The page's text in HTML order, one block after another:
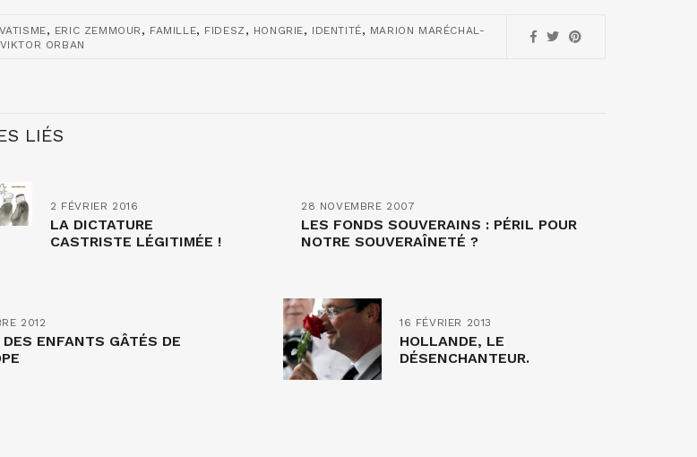
, ERIC ZEMMOUR , FAMILLE, FIDESZ , HONGRIE, IDENTITÉ, MARION MARÉCHAL-
VIKTOR ORBAN
LIÉS
2 FÉVRIER 2016
LA DICTATURE
CASTRISTE LÉGITIMÉE !
28 NOVEMBRE 2007
LES FONDS SOUVERAINS : PÉRIL POUR
NOTRE SOUVERAÎNETÉ ?
2012
ENFANTS GÂTÉS DE
16 FÉVRIER 2013
HOLLANDE, LE
DÉSENCHANTEUR.